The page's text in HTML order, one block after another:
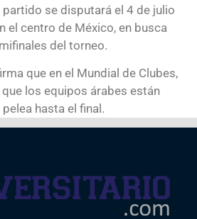
se disputará el 4 de julio
el centro de México, en busca
del torneo.
que en el Mundial de Clubes,
los equipos árabes están
hasta el final.